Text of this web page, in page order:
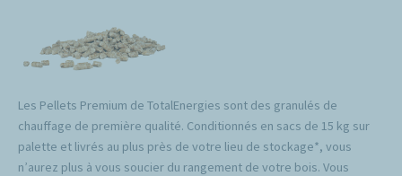
Les Pellets Premium de TotalEnergies sont des granulés de
chauffage de première qualité. Conditionnés en sacs de 15 kg sur
palette et livrés au plus près de votre lieu de stockage*, vous
n’aurez plus à vous soucier du rangement de votre bois. Vous